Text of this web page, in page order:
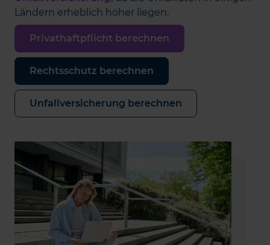
Ländern erheblich höher liegen.
Privathaftpflicht berechnen
Rechtsschutz berechnen
Unfallversicherung berechnen